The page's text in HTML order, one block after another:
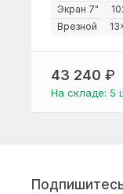
Экран 7"
Врезной
43 240 ₽
На складе: 5